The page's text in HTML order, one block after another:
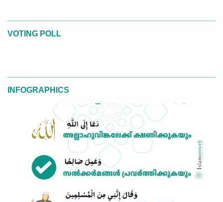
VOTING POLL
INFOGRAPHICS